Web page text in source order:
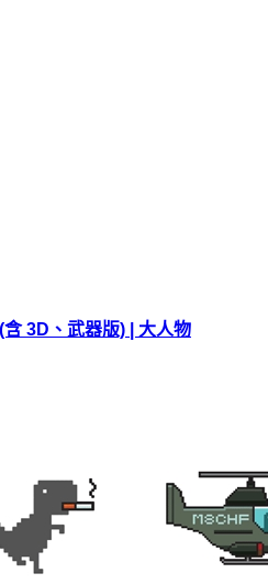
3D、武器版) | 大人物